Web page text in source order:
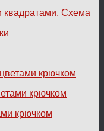
квадратами. Схема
крючком